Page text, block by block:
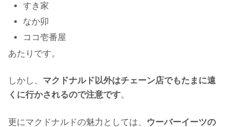
すき家
なか卯
ココ壱番屋
あたりです。
しかし、 マクドナルド以外はチェーン店でもたまに遠
くに行かされるので注意です。
更にマクドナルドの魅力としては、
ウーバーイーツの